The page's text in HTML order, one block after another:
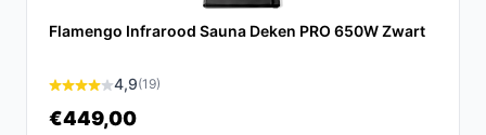
Leg het onderdeken plat op het matras en bevestig
het volgens de bijgeleverde instructies zodat het
Controleer of het snoer (aan de rechterzijde) goed
bereikbaar is zonder dat het onder spanning komt
Flamengo Infrarood Sauna Deken PRO 650W Zwart
4,9(19)
€449,00